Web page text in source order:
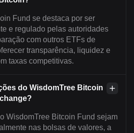
Fund se destaca por ser
e regulado pelas autoridades
com outros ETFs de
transparência, liquidez e
taxas competitivas.
do WisdomTree Bitcoin
WisdomTree Bitcoin Fund sejam
nas bolsas de valores, a